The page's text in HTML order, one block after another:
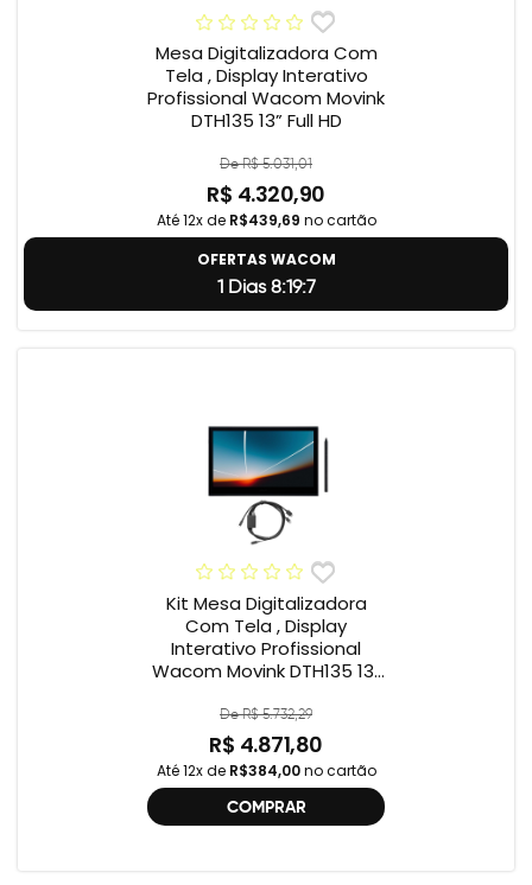
Mesa Digitalizadora Com
Tela , Display Interativo
Profissional Wacom Movink
DTH135 13” Full HD
De R$ 5.031,01
R$ 4.320,90
Até 12x de R$439,69 no cartão
OFERTAS WACOM
1 Dias 8:19:6
Kit Mesa Digitalizadora
Com Tela , Display
Interativo Profissional
Wacom Movink DTH135 13”
One , 2ª geração
De R$ 5.732,29
R$ 4.871,80
Até 12x de R$384,00no cartão
COMPRAR